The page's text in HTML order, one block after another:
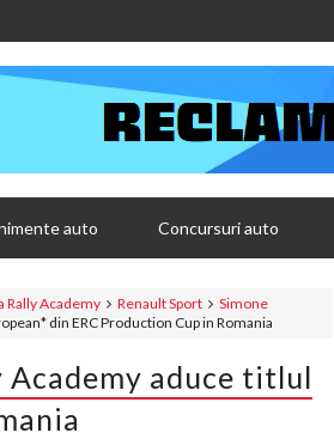
auto Concursuri auto
Rally Academy Renault Sport
Simone
din ERC Production Cup in Romania
Academy aduce titlul